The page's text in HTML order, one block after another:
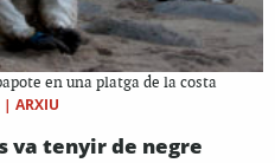
en una platga de la costa
| ARXIU
va tenyir de negre